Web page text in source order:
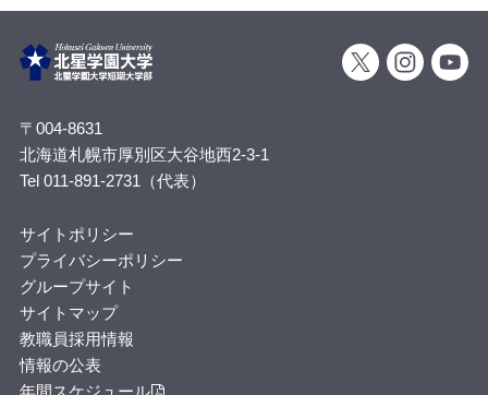
〒004-8631
北海道札幌市厚別区大谷地西2-3-1
Tel 011-891-2731（代表）
サイトポリシー
プライバシーポリシー
グループサイト
サイトマップ
教職員採用情報
情報の公表